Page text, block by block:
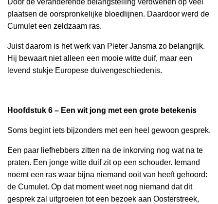
Door de veranderende belangstelling verdwenen op veel
plaatsen de oorspronkelijke bloedlijnen. Daardoor werd de
Cumulet een zeldzaam ras.
Juist daarom is het werk van Pieter Jansma zo belangrijk.
Hij bewaart niet alleen een mooie witte duif, maar een
levend stukje Europese duivengeschiedenis.
Hoofdstuk 6 – Een wit jong met een grote betekenis
Soms begint iets bijzonders met een heel gewoon gesprek.
Een paar liefhebbers zitten na de inkorving nog wat na te
praten. Een jonge witte duif zit op een schouder. Iemand
noemt een ras waar bijna niemand ooit van heeft gehoord:
de Cumulet. Op dat moment weet nog niemand dat dit
gesprek zal uitgroeien tot een bezoek aan Oosterstreek,